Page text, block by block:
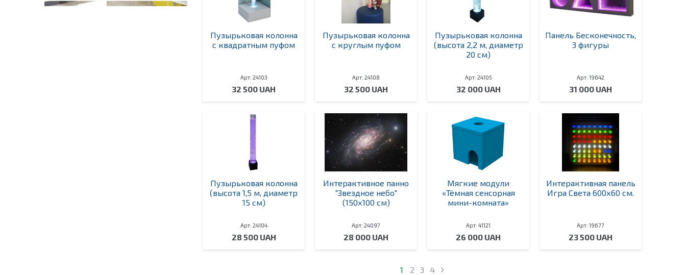
Пузырьковая колонна
с квадратным пуфом
Арт: 24103
32 500 UAH
Пузырьковая колонна
с круглым пуфом
Арт: 24108
32 500 UAH
Пузырьковая колонна
(высота 2,2 м, диаметр
20 см)
Арт: 24105
32 000 UAH
Панель Бесконечность,
3 фигуры
Арт: 19642
31 000 UAH
Пузырьковая колонна
(высота 1,5 м, диаметр
15 см)
Арт: 24104
28 500 UAH
Интерактивное панно
"Звездное небо"
(150х100 см)
Арт: 24097
28 000 UAH
Мягкие модули
«Тёмная сенсорная
мини-комната»
Арт: 41121
26 000 UAH
Интерактивная панель
Игра Света 600х60 см.
Арт: 19677
23 500 UAH
1 2 3 4